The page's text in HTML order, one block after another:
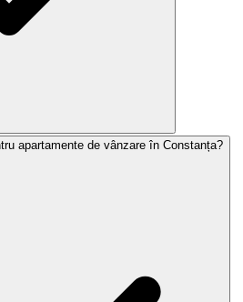
apartamente de vânzare în Constanța?